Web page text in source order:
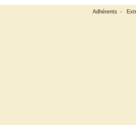
Adhérents -